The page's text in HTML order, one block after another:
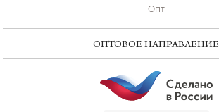
Опт
ОПТОВОЕ НАПРАВЛЕНИЕ